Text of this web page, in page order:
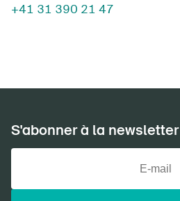
+41 31 390 21 47
S'abonner à la newsletter